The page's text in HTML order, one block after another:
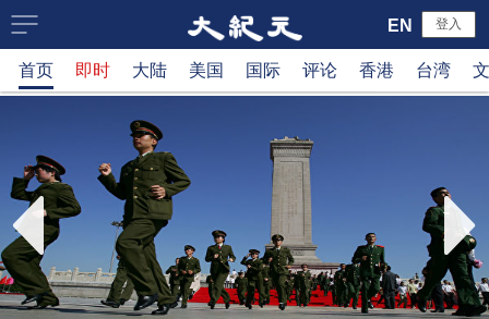
大
纪
元
新
闻
登入
EN
首页 即时 大陆 美国 国际 评论 香港 台湾